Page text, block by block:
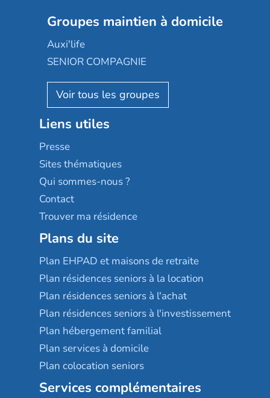
Les jardins d'Arcadie
Occitalia
Appartseniors
Reseda
Stella management
Les villages d'or
Sérénys
Résidences services Villa Médicis
Groupe SOS
Le Noble Âge
Almage
Résidalya
Groupe aplus
Groupes maintien à domicile
Auxi'life
SENIOR COMPAGNIE
AGE D'OR Services
Liens utiles
Presse
Sites thématiques
Qui sommes-nous ?
Contact
Trouver ma résidence
Plans du site
Plan EHPAD et maisons de retraite
Plan résidences seniors à la location
Plan résidences seniors à l'achat
Plan résidences seniors à l'investissement
Plan hébergement familial
Plan services à domicile
Plan colocation seniors
Services complémentaires